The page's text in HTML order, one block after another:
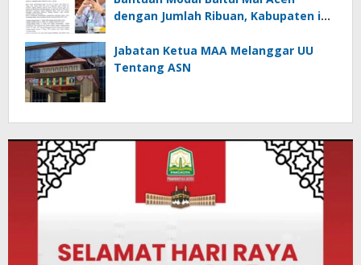
dengan Jumlah Ribuan, Kabupaten ini
Jabatan Ketua MAA Melanggar UU
Tentang ASN